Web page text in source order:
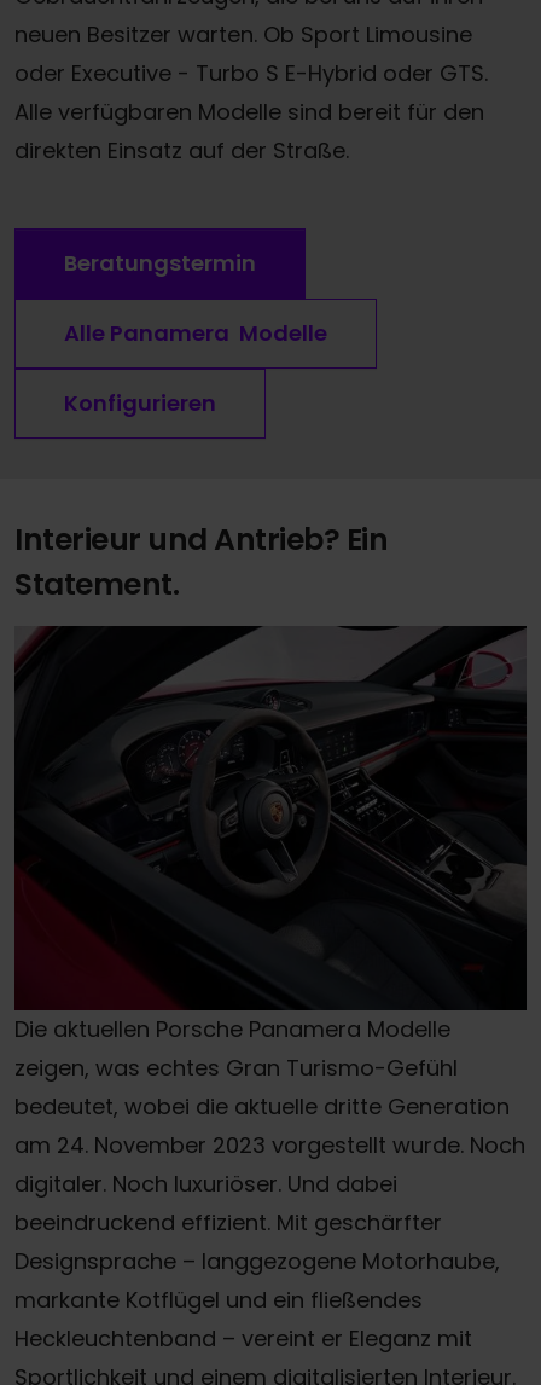
neuen Besitzer warten. Ob Sport Limousine
oder Executive - Turbo S E-Hybrid oder GTS.
Alle verfügbaren Modelle sind bereit für den
direkten Einsatz auf der Straße.
Beratungstermin
Alle Panamera Modelle
Konfigurieren
Interieur und Antrieb? Ein
Statement.
Die aktuellen Porsche Panamera Modelle
zeigen, was echtes Gran Turismo-Gefühl
bedeutet, wobei die aktuelle dritte Generation
am 24. November 2023 vorgestellt wurde. Noch
digitaler. Noch luxuriöser. Und dabei
beeindruckend effizient. Mit geschärfter
Designsprache – langgezogene Motorhaube,
markante Kotflügel und ein fließendes
Heckleuchtenband – vereint er Eleganz mit
Sportlichkeit und einem digitalisierten Interieur.